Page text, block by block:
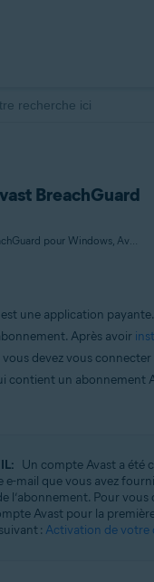
BreachGuard
S’applique à Avast BreachGuard pour Windows, Avast BreachGuard pour Mac
24.x pour Windows
8/Professionnel/Entreprise (32/
7 Édition Familiale Basique/
Entreprise/Édition Intégrale -
est une application
Après avoir
vous devez vous connecter
contient un abonnement
Un compte Avast a été
e-mail que vous avez
l’abonnement. Pour
Avast pour la
: Activation de votre